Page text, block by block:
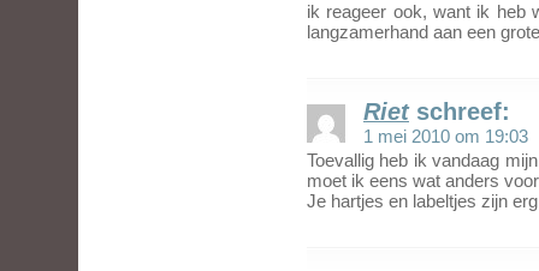
ik reageer ook, want ik heb
langzamerhand aan een
Riet schreef:
1 mei 2010 om 19:03
Toevallig heb ik vandaag
moet ik eens wat anders
Je hartjes en labeltjes zijn